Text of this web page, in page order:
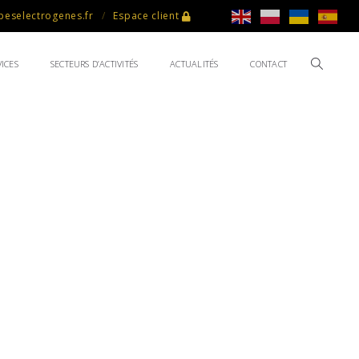
Espace client
SECTEURS D’ACTIVITÉS ACTUALITÉS CONTACT